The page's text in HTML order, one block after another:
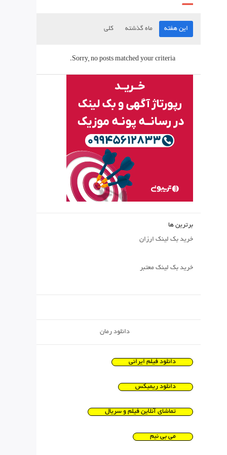
این هفته ماه گذشته کلی
Sorry, no posts matched your criteria.
برترین ها
خرید بک لینک ارزان
خرید بک لینک معتبر
دانلود رمان
دانلود فیلم ایرانی
دانلود ریمیکس
تماشای آنلاین فیلم و سریال
می بی نیم